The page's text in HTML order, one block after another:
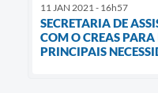
11 JAN 2021 - 16h57
SECRETARIA DE
COM O CREAS
PRINCIPAIS